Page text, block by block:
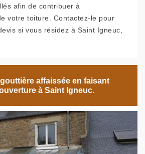
afin de contribuer à
votre toiture. Contactez-le pour
si vous résidez à Saint Igneuc,
affaissée en faisant
à Saint Igneuc.